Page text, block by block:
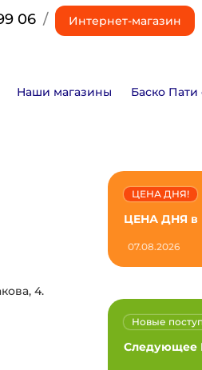
06 / Интернет-магазин
Наши магазины Баско
4.
ЦЕНА ДНЯ в
ЦЕНА ДНЯ!
07.08.2026
Следующее
Новые